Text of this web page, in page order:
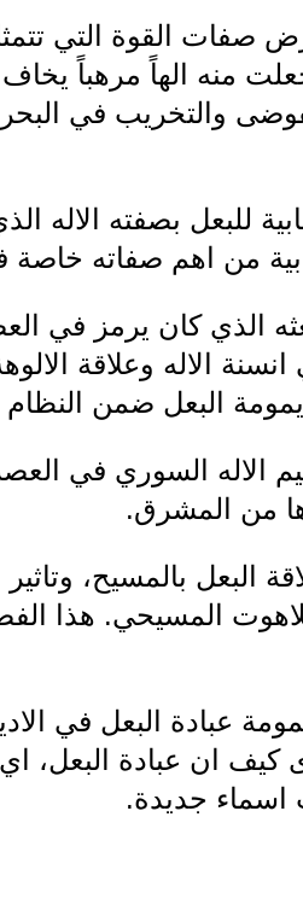
صفات القوة التي
جعلت منه الهاً مرهباً
والتخريب في
للبعل بصفته الاله
من اهم صفاته خاصة
الذي كان يرمز في
الاله وعلاقة
البعل ضمن النظام
الاله السوري في
من المشرق.
بالمسيح، وتاثير
المسيحي. هذا
عبادة البعل في
ان عبادة البعل،
اسماء جديدة.